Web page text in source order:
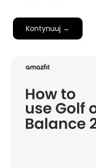
Kontynuuj →